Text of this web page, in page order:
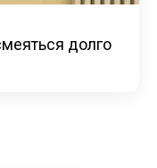
долго